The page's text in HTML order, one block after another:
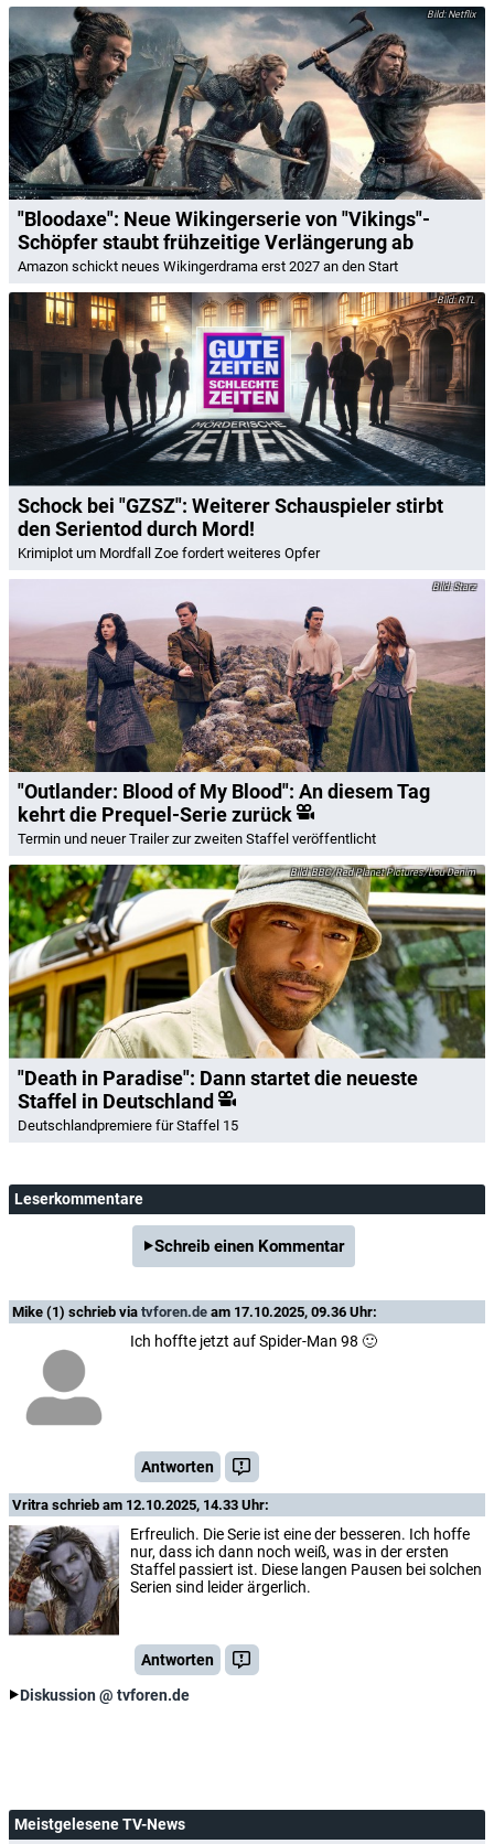
Netflix
"Bloodaxe": Neue Wikingerserie von "Vikings"-
Schöpfer staubt frühzeitige Verlängerung ab
Amazon schickt neues Wikingerdrama erst 2027 an den Start
RTL
Schock bei "GZSZ": Weiterer Schauspieler stirbt
den Serientod durch Mord!
Krimiplot um Mordfall Zoe fordert weiteres Opfer
Starz
"Outlander: Blood of My Blood": An diesem Tag
kehrt die Prequel-Serie zurück
Termin und neuer Trailer zur zweiten Staffel veröffentlicht
BBC/Red Planet Pictures/Lou Denim
"Death in Paradise": Dann startet die neueste
Staffel in Deutschland
Deutschlandpremiere für Staffel 15
Leserkommentare
Schreib einen Kommentar
Mike (1) schrieb via tvforen.de am 17.10.2025, 09.36 Uhr:
Ich hoffte jetzt auf Spider-Man 98 🙂
Antworten
Vritra schrieb am 12.10.2025, 14.33 Uhr:
Erfreulich. Die Serie ist eine der besseren. Ich hoffe
nur, dass ich dann noch weiß, was in der ersten
Staffel passiert ist. Diese langen Pausen bei solchen
Serien sind leider ärgerlich.
Antworten
Diskussion @ tvforen.de
Meistgelesene TV-News